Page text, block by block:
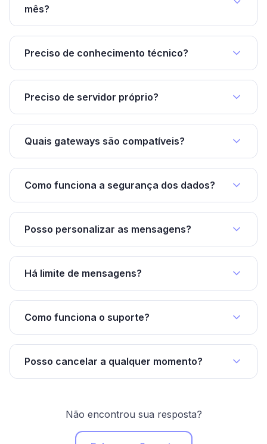
mês?
Preciso de conhecimento técnico?
Preciso de servidor próprio?
Quais gateways são compatíveis?
Como funciona a segurança dos dados?
Posso personalizar as mensagens?
Há limite de mensagens?
Como funciona o suporte?
Posso cancelar a qualquer momento?
Não encontrou sua resposta?